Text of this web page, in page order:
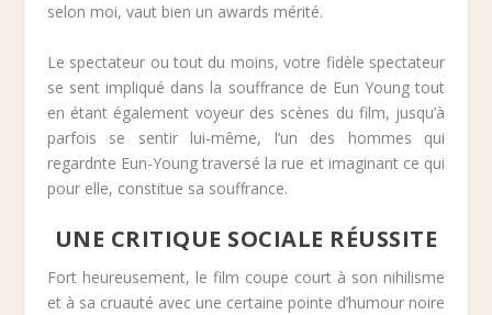
selon moi, vaut bien un awards mérité.
Le spectateur ou tout du moins, votre fidèle spectateur
se sent impliqué dans la souffrance de Eun Young tout
en étant également voyeur des scènes du film, jusqu’à
parfois se sentir lui-même, l’un des hommes qui
regardnte Eun-Young traversé la rue et imaginant ce qui
pour elle, constitue sa souffrance.
UNE CRITIQUE SOCIALE RÉUSSITE
Fort heureusement, le film coupe court à son nihilisme
et à sa cruauté avec une certaine pointe d’humour noire